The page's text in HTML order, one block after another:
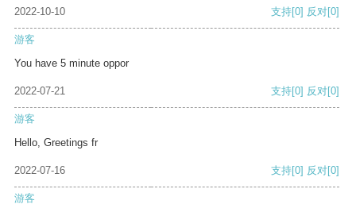
2022-10-10 支持[0] 反对[0]
游客
You have 5 minute oppor
2022-07-21 支持[0] 反对[0]
游客
Hello, Greetings fr
2022-07-16 支持[0] 反对[0]
游客